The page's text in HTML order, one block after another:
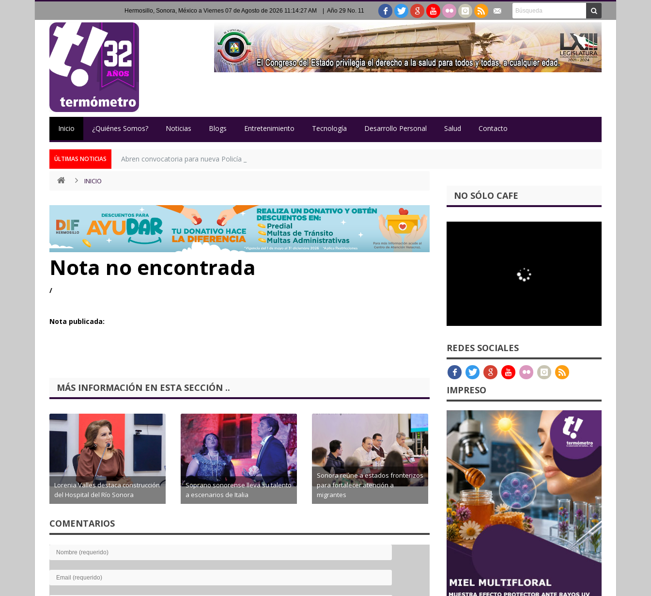
Hermosillo, Sonora, México a Viernes 07 de Agosto de 2026 11:14:27 AM | Año 29 No. 11
Inicio ¿Quiénes Somos? Noticias Blogs Entretenimiento Tecnología Desarrollo Personal Salud Contacto
ÚLTIMAS NOTICIAS Abren convocatoria para nueva Policía Estatal Penitenciaria
INICIO
Nota no encontrada
/
Nota publicada:
MÁS INFORMACIÓN EN ESTA SECCIÓN ..
Lorenia Valles destaca construcción
del Hospital del Río Sonora
Soprano sonorense lleva su talento
a escenarios de Italia
Sonora reúne a estados fronterizos
para fortalecer atención a
migrantes
COMENTARIOS
NO SÓLO CAFE
REDES SOCIALES
IMPRESO